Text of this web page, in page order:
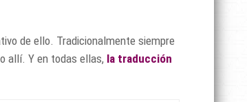
de ello. Tradicionalmente siempre
allí. Y en todas ellas, la traducción